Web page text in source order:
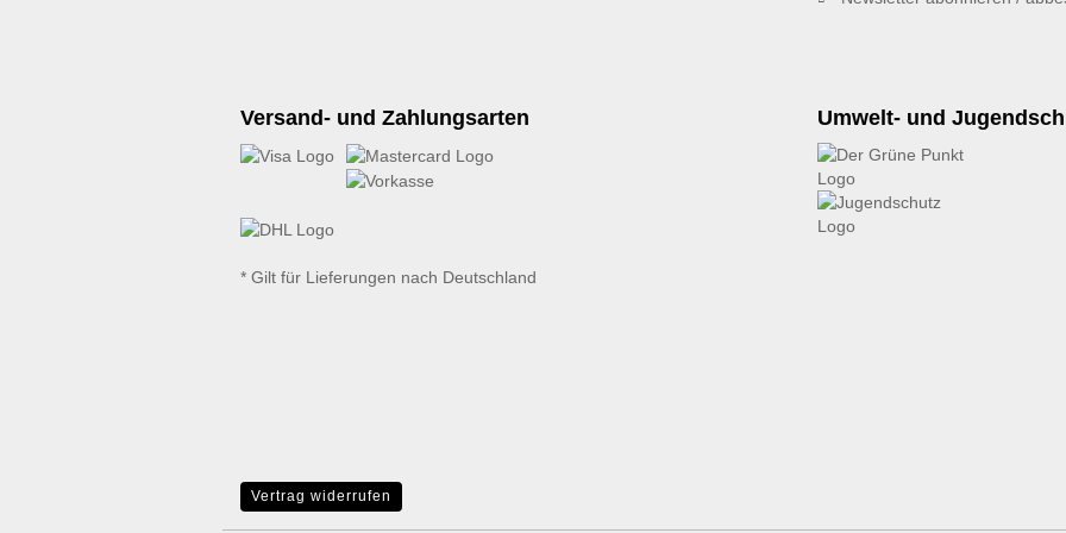
Versand- und Zahlungsarten
* Gilt für Lieferungen nach Deutschland
Umwelt- und
Vertrag widerrufen